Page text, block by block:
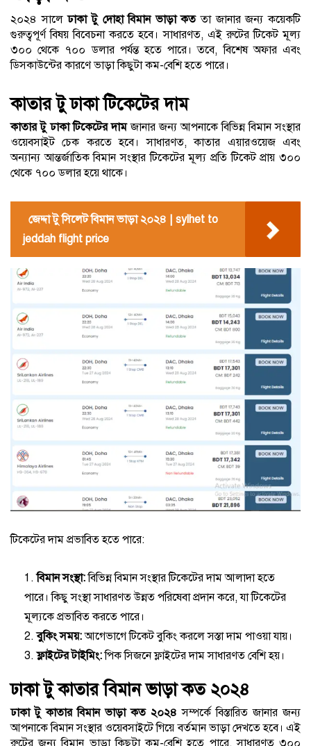
২০২৪ সালেঢাকা টু দোহা বিমান ভাড়া কততা জানার জন্য কয়েকটি
গুরুত্বপূর্ণ বিষয় বিবেচনা করতে হবে। সাধারণত, এই রুটের টিকেট মূল্য
৩০০ থেকে ৭০০ ডলার পর্যন্ত হতে পারে। তবে, বিশেষ অফার এবং
ডিসকাউন্টের কারণে ভাড়া কিছুটা কম-বেশি হতে পারে।
কাতার টু ঢাকা টিকেটের দাম
কাতার টু ঢাকা টিকেটের দামজানার জন্য আপনাকে বিভিন্ন বিমান সংস্থার
ওয়েবসাইট চেক করতে হবে। সাধারণত, কাতার এয়ারওয়েজ এবং
অন্যান্য আন্তর্জাতিক বিমান সংস্থার টিকেটের মূল্য প্রতি টিকেট প্রায় ৩০০
থেকে ৭০০ ডলার হয়ে থাকে।
জেদ্দা টু সিলেট বিমান ভাড়া ২০২৪ | sylhet to
jeddah flight price
টিকেটের দাম প্রভাবিত হতে পারে:
বিমান সংস্থা:বিভিন্ন বিমান সংস্থার টিকেটের দাম আলাদা হতে
পারে। কিছু সংস্থা সাধারণত উন্নত পরিষেবা প্রদান করে, যা টিকেটের
মূল্যকে প্রভাবিত করতে পারে।
বুকিং সময়:আগেভাগে টিকেট বুকিং করলে সস্তা দাম পাওয়া যায়।
ফ্লাইটের টাইমিং:পিক সিজনে ফ্লাইটের দাম সাধারণত বেশি হয়।
ঢাকা টু কাতার বিমান ভাড়া কত ২০২৪
ঢাকা টু কাতার বিমান ভাড়া কত ২০২৪ সম্পর্কে বিস্তারিত জানার জন্য
আপনাকে বিমান সংস্থার ওয়েবসাইটে গিয়ে বর্তমান ভাড়া দেখতে হবে। এই